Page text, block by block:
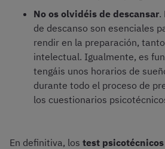
No os olvidéis de descansar.
de descanso son esenciales
rendir en la preparación,
intelectual. Igualmente, es
tengáis unos horarios de
durante todo el proceso de
los cuestionarios
En definitiva, los test